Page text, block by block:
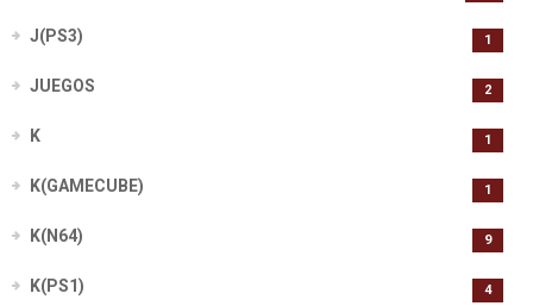
J(PS3) 1
JUEGOS 2
K 1
K(GAMECUBE) 1
K(N64) 9
K(PS1) 4